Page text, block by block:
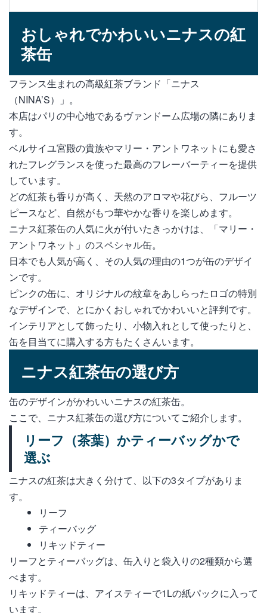
ーとおすすめの飲み方
おしゃれでかわいいニナスの紅
茶缶
フランス生まれの高級紅茶ブランド「ニナス
（NINA’S）」。
本店はパリの中心地であるヴァンドーム広場の隣にありま
す。
ベルサイユ宮殿の貴族やマリー・アントワネットにも愛さ
れたフレグランスを使った最高のフレーバーティーを提供
しています。
どの紅茶も香りが高く、天然のアロマや花びら、フルーツ
ピースなど、自然がもつ華やかな香りを楽しめます。
ニナス紅茶缶の人気に火が付いたきっかけは、「マリー・
アントワネット」のスペシャル缶。
日本でも人気が高く、その人気の理由の1つが缶のデザイ
ンです。
ピンクの缶に、オリジナルの紋章をあしらったロゴの特別
なデザインで、とにかくおしゃれでかわいいと評判です。
インテリアとして飾ったり、小物入れとして使ったりと、
缶を目当てに購入する方もたくさんいます。
ニナス紅茶缶の選び方
缶のデザインがかわいいニナスの紅茶缶。
ここで、ニナス紅茶缶の選び方についてご紹介します。
リーフ（茶葉）かティーバッグかで
選ぶ
ニナスの紅茶は大きく分けて、以下の3タイプがありま
す。
リーフ
ティーバッグ
リキッドティー
リーフとティーバッグは、缶入りと袋入りの2種類から選
べます。
リキッドティーは、アイスティーで1Lの紙パックに入って
います。